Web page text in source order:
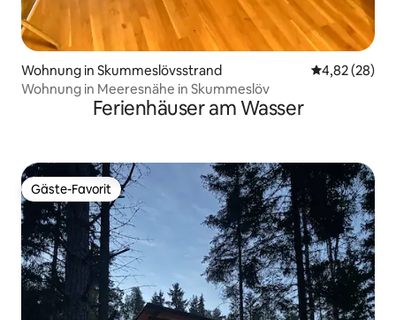
Wohnung in Skummeslövsstrand
4,82 (28)
Wohnung in Meeresnähe in Skummeslöv
Ferienhäuser am Wasser
Gäste-Favorit
Gäste-Favorit